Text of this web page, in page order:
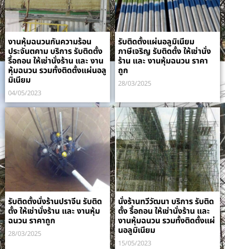
งานหุ้มฉนวนกันความร้อน
ประจันตคาม บริการ รับติดตั้ง
รื้อถอน ให้เช่านั่งร้าน และ งาน
หุ้มฉนวน รวมทั้งติดตั้งแผ่นอลู
มิเนียม
04/05/2023
รับติดตั้งแผ่นอลูมิเนียม
ภาษีเจริญ รับติดตั้ง ให้เช่านั่ง
ร้าน และ งานหุ้มฉนวน ราคา
ถูก
28/03/2025
รับติดตั้งนั่งร้านปราจีน รับติด
ตั้ง ให้เช่านั่งร้าน และ งานหุ้ม
ฉนวน ราคาถูก
28/03/2025
นั่งร้านทวีวัฒนา บริการ รับติด
ตั้ง รื้อถอน ให้เช่านั่งร้าน และ
งานหุ้มฉนวน รวมทั้งติดตั้งแผ่
นอลูมิเนียม
15/05/2023